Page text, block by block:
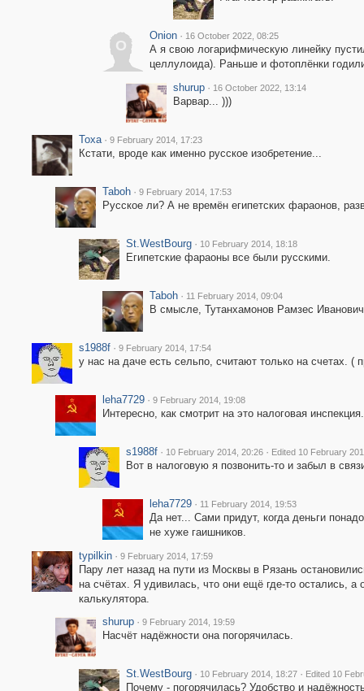
O
Onion · 16 October 2022, 08:25
А я свою логарифмическую линейку
целлулоида). Раньше и фотоплёнки
shurup · 16 October 2022, 13:14
Варвар... )))
Toxa · 9 February 2014, 17:23
Кстати, вроде как именно русское изобретение...
Taboh · 9 February 2014, 17:53
Русское ли? А не времён египетских фараонов,
St.WestBourg · 10 February 2014, 18:18
Египетские фараоны все были русскими.
Taboh · 11 February 2014, 09:04
В смысле, Тутанхамонов Рамзес
s1988f · 9 February 2014, 17:54
у нас на даче есть сельпо, считают только на счетах. (
leha7729 · 9 February 2014, 19:08
Интересно, как смотрит на это налоговая
s1988f · 10 February 2014, 20:26 · Edited 10 February
Вот в налоговую я позвонить-то и забыл в
leha7729 · 11 February 2014, 19:53
Да нет... Сами придут, когда деньги
не хуже гаишников.
typilkin · 9 February 2014, 17:59
Пару лет назад на пути из Москвы в Рязань
на счётах. Я удивилась, что они ещё где-то остались,
калькулятора.
shurup · 9 February 2014, 19:59
Насчёт надёжности она погорячилась.
St.WestBourg · 10 February 2014, 18:27 · Edited 10
Почему - погорячилась? Удобство и